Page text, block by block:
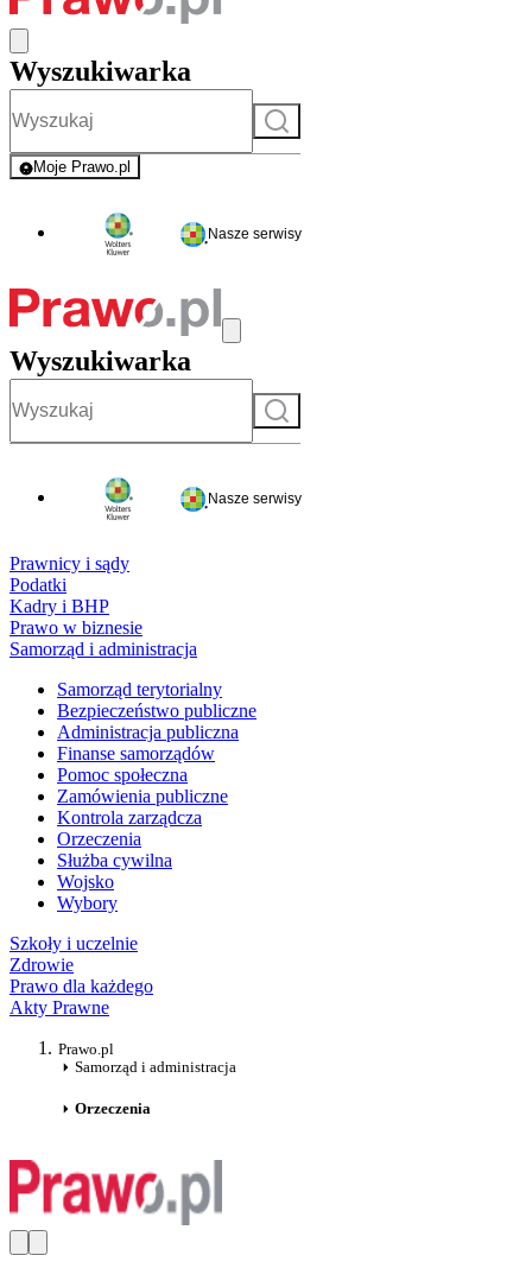
Wyszukiwarka
Szukaj
Moje Prawo.pl
- rejestracja i logowanie do serwisu
Nasze serwisy
Wyszukiwarka
Szukaj
Nasze serwisy
Prawnicy i sądy
Podatki
Kadry i BHP
Prawo w biznesie
Samorząd i administracja
Samorząd terytorialny
Bezpieczeństwo publiczne
Administracja publiczna
Finanse samorządów
Pomoc społeczna
Zamówienia publiczne
Kontrola zarządcza
Orzeczenia
Służba cywilna
Wojsko
Wybory
Szkoły i uczelnie
Zdrowie
Prawo dla każdego
Akty Prawne
Prawo.pl
Samorząd i administracja
Orzeczenia